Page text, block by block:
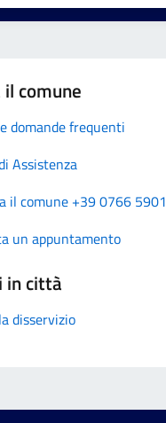
comune
domande frequenti
Assistenza
il comune +39 0766 5901
un appuntamento
in città
disservizio